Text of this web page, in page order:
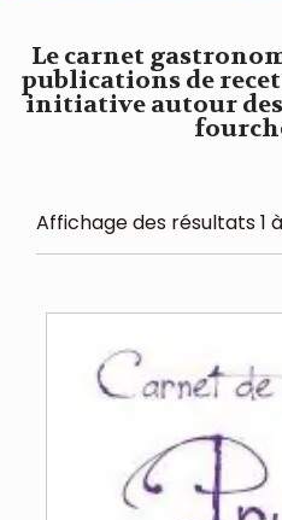
Le carnet
publications de
initiative autour
Affichage des résultats 1